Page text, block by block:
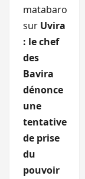
matabaro
sur Uvira
: le chef
des
Bavira
dénonce
une
tentative
de prise
du
pouvoir